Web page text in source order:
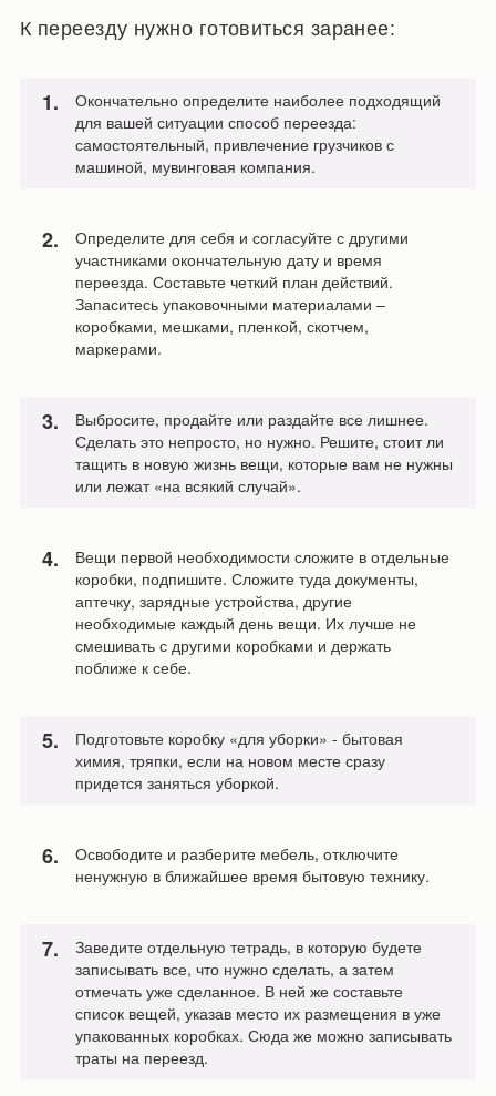
К переезду нужно готовиться заранее:
Окончательно определите наиболее подходящий
для вашей ситуации способ переезда:
самостоятельный, привлечение грузчиков с
машиной, мувинговая компания.
Определите для себя и согласуйте с другими
участниками окончательную дату и время
переезда. Составьте четкий план действий.
Запаситесь упаковочными материалами –
коробками, мешками, пленкой, скотчем,
маркерами.
Выбросите, продайте или раздайте все лишнее.
Сделать это непросто, но нужно. Решите, стоит ли
тащить в новую жизнь вещи, которые вам не нужны
или лежат «на всякий случай».
Вещи первой необходимости сложите в отдельные
коробки, подпишите. Сложите туда документы,
аптечку, зарядные устройства, другие
необходимые каждый день вещи. Их лучше не
смешивать с другими коробками и держать
поближе к себе.
Подготовьте коробку «для уборки» - бытовая
химия, тряпки, если на новом месте сразу
придется заняться уборкой.
Освободите и разберите мебель, отключите
ненужную в ближайшее время бытовую технику.
Заведите отдельную тетрадь, в которую будете
записывать все, что нужно сделать, а затем
отмечать уже сделанное. В ней же составьте
список вещей, указав место их размещения в уже
упакованных коробках. Сюда же можно записывать
траты на переезд.